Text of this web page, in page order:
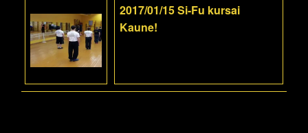
2017/01/15 Si-Fu kursai
Kaune!